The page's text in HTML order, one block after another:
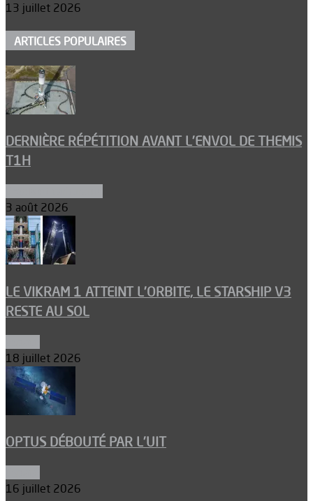
13 juillet 2026
ARTICLES POPULAIRES
DERNIÈRE RÉPÉTITION AVANT L’ENVOL DE THEMIS
T1H
3 août 2026
LE VIKRAM 1 ATTEINT L’ORBITE, LE STARSHIP V3
RESTE AU SOL
18 juillet 2026
OPTUS DÉBOUTÉ PAR L’UIT
16 juillet 2026